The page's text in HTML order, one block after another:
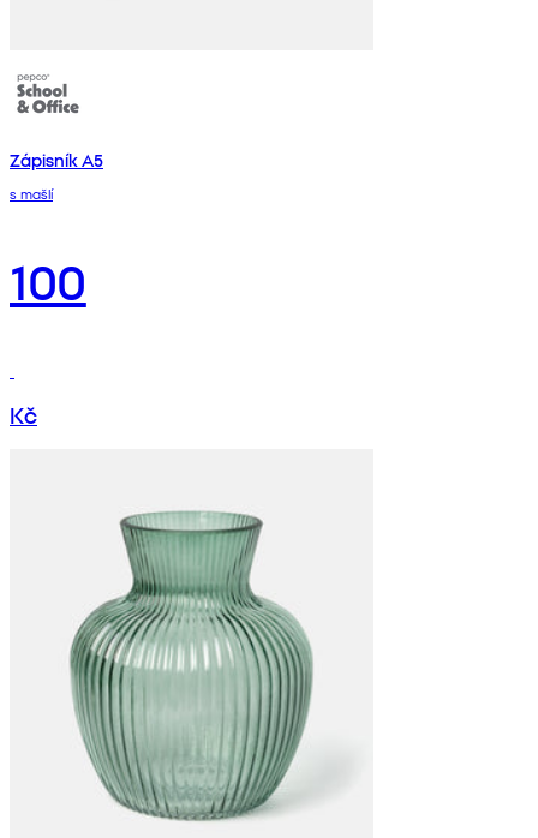
Zápisník A5
s mašlí
100
Kč